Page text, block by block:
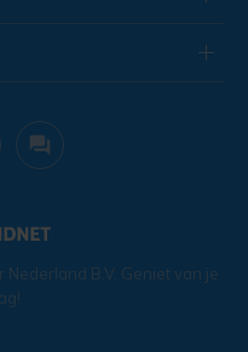
Nederland B.V. Geniet van je